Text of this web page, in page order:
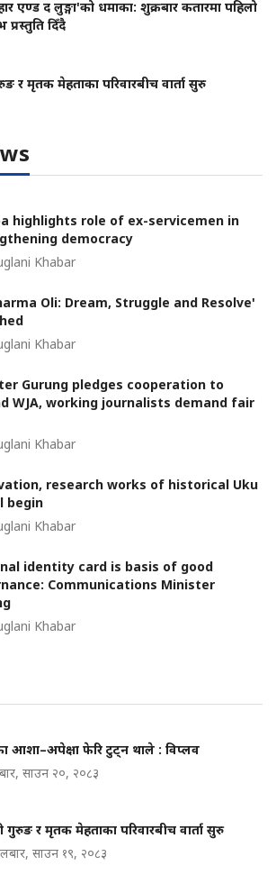
एण्ड द लुङ्गा'को धमाका: शुक्रबार कतारमा पहिलो
दिँदै
र मृतक मेहताका परिवारबीच वार्ता सुरु
highlights role of ex-servicemen in
democracy
Khabar
Oli: Dream, Struggle and Resolve'
Khabar
Gurung pledges cooperation to
WJA, working journalists demand fair
Khabar
research works of historical Uku
begin
Khabar
identity card is basis of good
Communications Minister
Khabar
आशा–अपेक्षा फेरि टुट्न थाले : विप्लव
साउन २०, २०८३
गुरुङ र मृतक मेहताका परिवारबीच वार्ता सुरु
साउन १९, २०८३